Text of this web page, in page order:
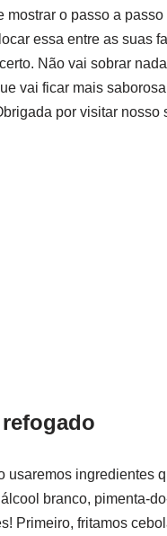
mostrar o passo a
essa entre as suas
Não vai sobrar
vai ficar mais
por visitar nosso
usaremos ingredientes
branco, pimenta-
Primeiro, fritamos